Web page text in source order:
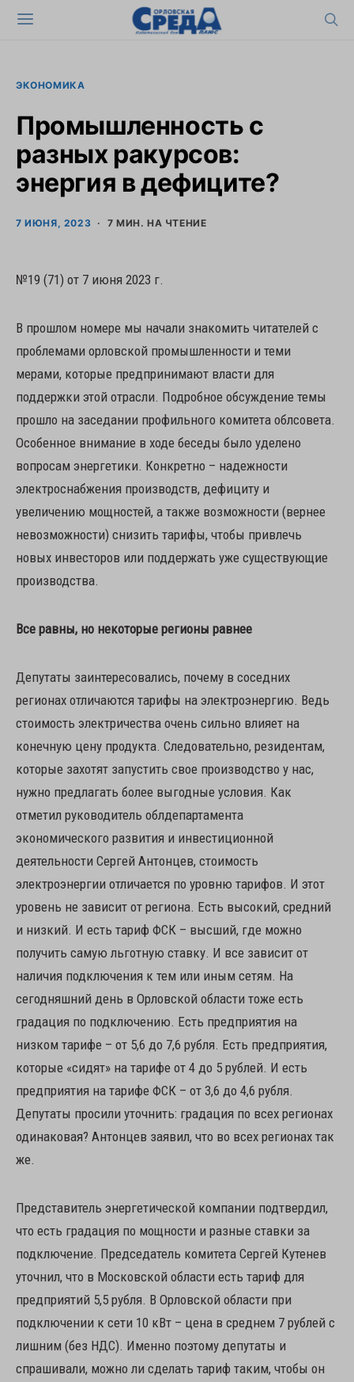
ЭКОНОМИКА
Промышленность с
разных ракурсов:
энергия в дефиците?
7 ИЮНЯ, 2023 7 МИН. НА ЧТЕНИЕ
№19 (71) от 7 июня 2023 г.
В прошлом номере мы начали знакомить читателей с
проблемами орловской промышленности и теми
мерами, которые предпринимают власти для
поддержки этой отрасли. Подробное обсуждение темы
прошло на заседании профильного комитета облсовета.
Особенное внимание в ходе беседы было уделено
вопросам энергетики. Конкретно – надежности
электроснабжения производств, дефициту и
увеличению мощностей, а также возможности (вернее
невозможности) снизить тарифы, чтобы привлечь
новых инвесторов или поддержать уже существующие
производства.
Все равны, но некоторые регионы равнее
Депутаты заинтересовались, почему в соседних
регионах отличаются тарифы на электроэнергию. Ведь
стоимость электричества очень сильно влияет на
конечную цену продукта. Следовательно, резидентам,
которые захотят запустить свое производство у нас,
нужно предлагать более выгодные условия. Как
отметил руководитель облдепартамента
экономического развития и инвестиционной
деятельности Сергей Антонцев, стоимость
электроэнергии отличается по уровню тарифов. И этот
уровень не зависит от региона. Есть высокий, средний
и низкий. И есть тариф ФСК – высший, где можно
получить самую льготную ставку. И все зависит от
наличия подключения к тем или иным сетям. На
сегодняшний день в Орловской области тоже есть
градация по подключению. Есть предприятия на
низком тарифе – от 5,6 до 7,6 рубля. Есть предприятия,
которые «сидят» на тарифе от 4 до 5 рублей. И есть
предприятия на тарифе ФСК – от 3,6 до 4,6 рубля.
Депутаты просили уточнить: градация по всех регионах
одинаковая? Антонцев заявил, что во всех регионах так
же.
Представитель энергетической компании подтвердил,
что есть градация по мощности и разные ставки за
подключение. Председатель комитета Сергей Кутенев
уточнил, что в Московской области есть тариф для
предприятий 5,5 рубля. В Орловской области при
подключении к сети 10 кВт – цена в среднем 7 рублей с
лишним (без НДС). Именно поэтому депутаты и
спрашивали, можно ли сделать тариф таким, чтобы он